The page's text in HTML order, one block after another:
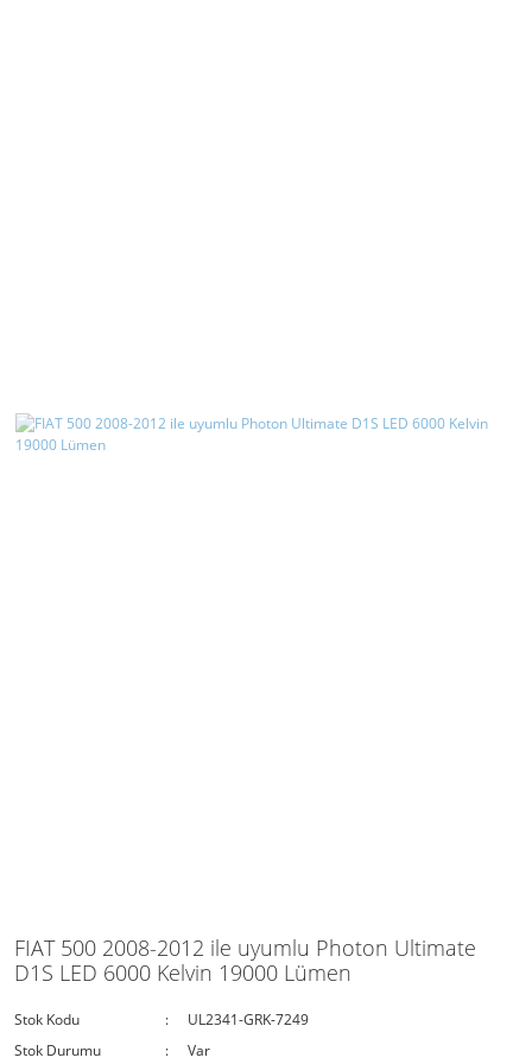
FIAT 500 2008-2012 ile uyumlu Photon Ultimate
D1S LED 6000 Kelvin 19000 Lümen
Stok Kodu
UL2341-GRK-7249
Stok Durumu
Var